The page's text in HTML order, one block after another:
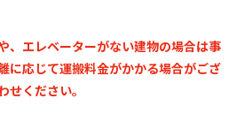
、エレベーターがない建物の場合は事
に応じて運搬料金がかかる場合がござ
せください。